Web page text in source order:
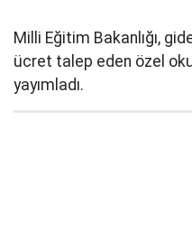
Milli Eğitim Bakanlığı,
ücret talep eden özel
yayımladı.